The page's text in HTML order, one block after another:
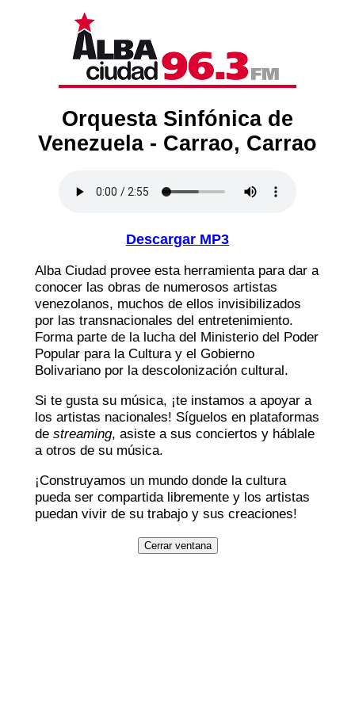
Orquesta Sinfónica de
Venezuela - Carrao, Carrao
Descargar MP3
Alba Ciudad provee esta herramienta para dar a
conocer las obras de numerosos artistas
venezolanos, muchos de ellos invisibilizados
por las transnacionales del entretenimiento.
Forma parte de la lucha del Ministerio del Poder
Popular para la Cultura y el Gobierno
Bolivariano por la descolonización cultural.
Si te gusta su música, ¡te instamos a apoyar a
los artistas nacionales! Síguelos en plataformas
de streaming, asiste a sus conciertos y háblale
a otros de su música.
¡Construyamos un mundo donde la cultura
pueda ser compartida libremente y los artistas
puedan vivir de su trabajo y sus creaciones!